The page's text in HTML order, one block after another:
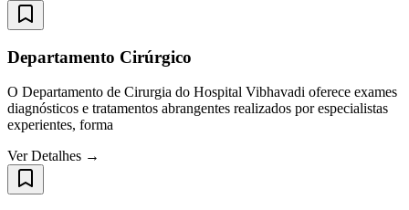
Departamento Cirúrgico
O Departamento de Cirurgia do Hospital Vibhavadi oferece exames
diagnósticos e tratamentos abrangentes realizados por especialistas
experientes, forma
Ver Detalhes →